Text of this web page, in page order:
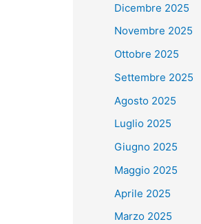
Dicembre 2025
Novembre 2025
Ottobre 2025
Settembre 2025
Agosto 2025
Luglio 2025
Giugno 2025
Maggio 2025
Aprile 2025
Marzo 2025